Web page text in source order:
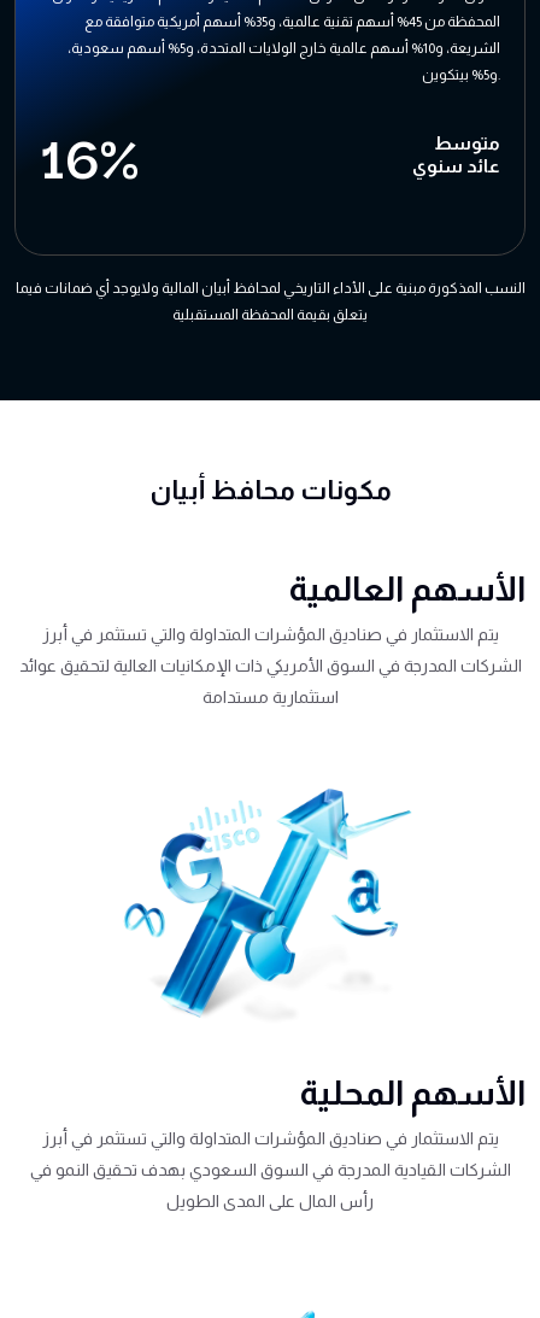
المحفظة من 45% أسهم تقنية عالمية، و35% أسهم أمريكية متوافقة مع
الشريعة، و10% أسهم عالمية خارج الولايات المتحدة، و5% أسهم سعودية،
و5% بيتكوين.
متوسط
عائد سنوي
16%
النسب المذكورة مبنية على الأداء التاريخي لمحافظ أبيان المالية ولايوجد أي ضمانات فيما
يتعلق بقيمة المحفظة المستقبلية
مكونات محافظ أبيان
الأسهم العالمية
يتم الاستثمار في صناديق المؤشرات المتداولة والتي تستثمر في أبرز
الشركات المدرجة في السوق الأمريكي ذات الإمكانيات العالية لتحقيق عوائد
استثمارية مستدامة
الأسهم المحلية
يتم الاستثمار في صناديق المؤشرات المتداولة والتي تستثمر في أبرز
الشركات القيادية المدرجة في السوق السعودي بهدف تحقيق النمو في
رأس المال على المدى الطويل